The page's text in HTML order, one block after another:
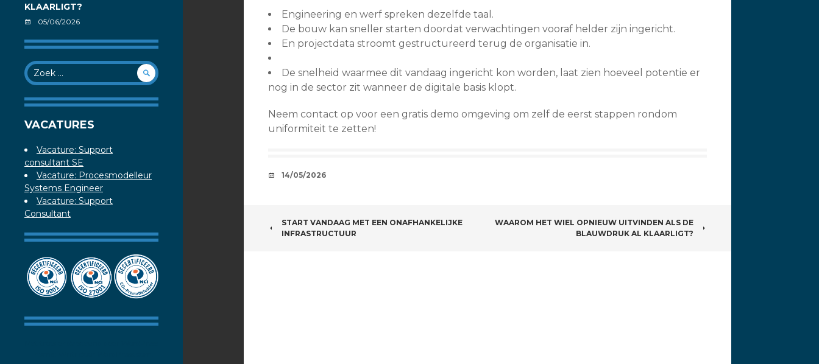
KLAARLIGT?
05/06/2026
Zoek
op:
VACATURES
Vacature: Support
consultant SE
Vacature: Procesmodelleur
Systems Engineer
Vacature: Support
Consultant
Engineering en werf spreken dezelfde taal.
De bouw kan sneller starten doordat verwachtingen vooraf helder zijn ingericht.
En projectdata stroomt gestructureerd terug de organisatie in.
De snelheid waarmee dit vandaag ingericht kon worden, laat zien hoeveel potentie er
nog in de sector zit wanneer de digitale basis klopt.
Neem contact op voor een gratis demo omgeving om zelf de eerst stappen rondom
uniformiteit te zetten!
AFSPRAAKJE
14/05/2026
BERICHTNAVIGATIE
START VANDAAG MET EEN ONAFHANKELIJKE
INFRASTRUCTUUR
WAAROM HET WIEL OPNIEUW UITVINDEN ALS DE
BLAUWDRUK AL KLAARLIGT?